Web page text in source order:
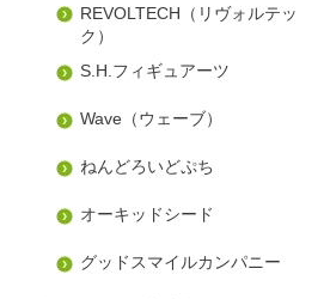
REVOLTECH（リヴォルテッ
ク）
S.H.フィギュアーツ
Wave（ウェーブ）
ねんどろいどぷち
オーキッドシード
グッドスマイルカンパニー